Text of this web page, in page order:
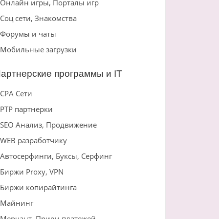
Онлайн игры, Порталы игр
Соц сети, Знакомства
Форумы и чаты
Мобильные загрузки
программы и IT
CPA Сети
PTP партнерки
SEO Анализ, Продвижение
WEB разработчику
Автосерфинги, Буксы, Серфинг
Биржи Proxy, VPN
Биржи копирайтинга
Майнинг